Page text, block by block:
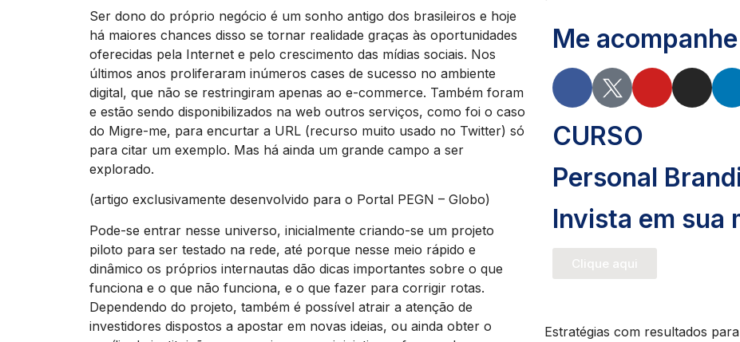
Ser dono do próprio negócio é um sonho antigo dos brasileiros e hoje
há maiores chances disso se tornar realidade graças às oportunidades
oferecidas pela Internet e pelo crescimento das mídias sociais. Nos
últimos anos proliferaram inúmeros cases de sucesso no ambiente
digital, que não se restringiram apenas ao e-commerce. Também foram
e estão sendo disponibilizados na web outros serviços, como foi o caso
do Migre-me, para encurtar a URL (recurso muito usado no Twitter) só
para citar um exemplo. Mas há ainda um grande campo a ser
explorado.
(artigo exclusivamente desenvolvido para o Portal PEGN – Globo)
Pode-se entrar nesse universo, inicialmente criando-se um projeto
piloto para ser testado na rede, até porque nesse meio rápido e
dinâmico os próprios internautas dão dicas importantes sobre o que
funciona e o que não funciona, e o que fazer para corrigir rotas.
Dependendo do projeto, também é possível atrair a atenção de
investidores dispostos a apostar em novas ideias, ou ainda obter o
Me
CURSO
Personal
Invista em sua
Clique aqui
Estratégias com resultados